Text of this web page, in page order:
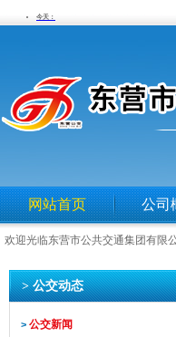
网站首页 公司
欢迎光临东营市公共交通集团有限
> 公交动态
> 公交新闻